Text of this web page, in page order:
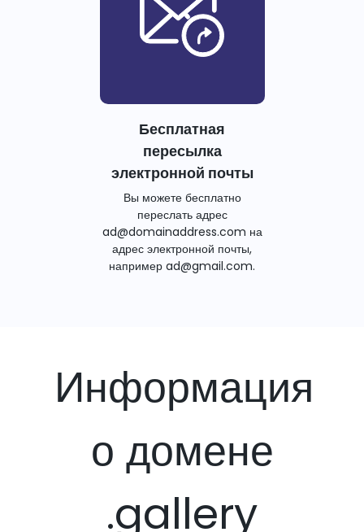
Бесплатная
пересылка
электронной почты
Вы можете бесплатно
переслать адрес
ad@domainaddress.com на
адрес электронной почты,
например ad@gmail.com.
Информация
о домене
.gallery